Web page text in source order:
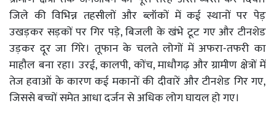
जिले की विभिन्न तहसीलों और ब्लॉकों में कई स्थानों पर पेड़
उखड़कर सड़कों पर गिर पड़े, बिजली के खंभे टूट गए और टीनशेड
उड़कर दूर जा गिरे। तूफान के चलते लोगों में अफरा-तफरी का
माहौल बना रहा। उरई, कालपी, कोंच, माधौगढ़ और ग्रामीण क्षेत्रों में
तेज हवाओं के कारण कई मकानों की दीवारें और टीनशेड गिर गए,
जिससे बच्चों समेत आधा दर्जन से अधिक लोग घायल हो गए।